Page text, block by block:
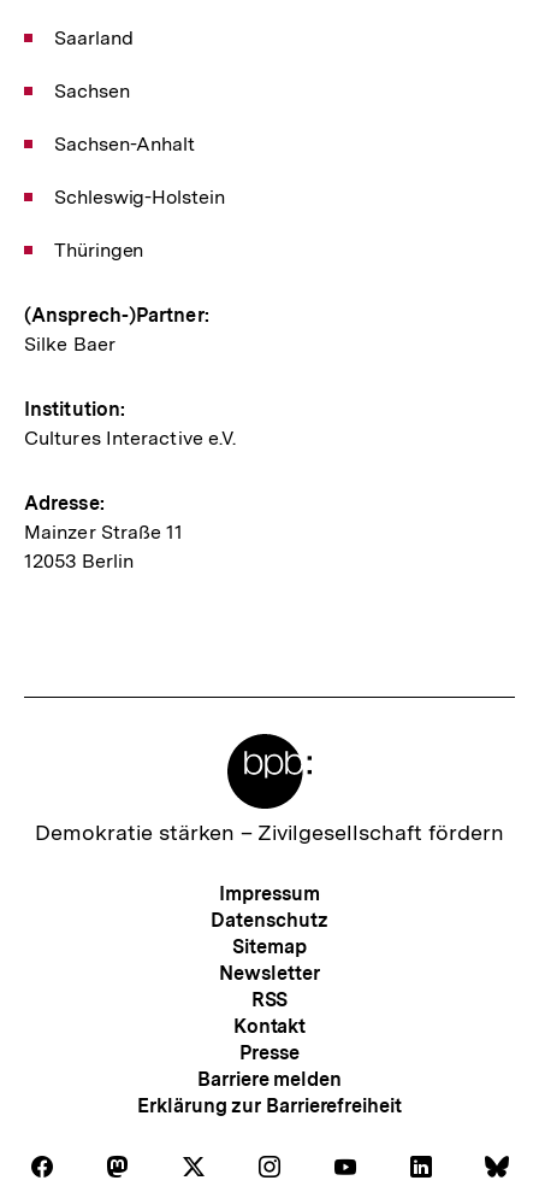
Saarland
Sachsen
Sachsen-Anhalt
Schleswig-Holstein
Thüringen
(Ansprech-)Partner:
Silke Baer
Institution:
Cultures Interactive e.V.
Adresse:
Mainzer Straße 11
12053 Berlin
Zur
Demokratie stärken – Zivilgesellschaft fördern
Meta-
Navigation
Impressum
Datenschutz
Sitemap
Newsletter
RSS
Kontakt
Presse
Barriere melden
Erklärung zur Barrierefreiheit
Folgen
Auf
Folgen Folgen Folgen
Auf
Folgen Folgen